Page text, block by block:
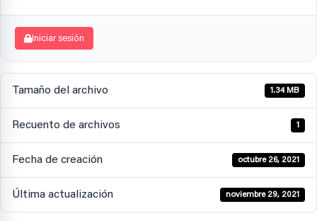
Iniciar sesión
Tamaño del archivo 1.34 MB
Recuento de archivos 1
Fecha de creación octubre 26, 2021
Última actualización noviembre 29, 2021